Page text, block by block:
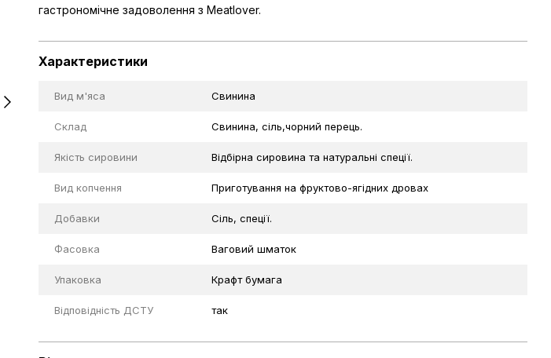
гастрономічне задоволення з Meatlover.
Характеристики
Вид м'яса Свинина
Склад Свинина, сіль,чорний перець.
Якість сировини Відбірна сировина та натуральні спеції.
Вид копчення Приготування на фруктово-ягідних дровах
Добавки Сіль, спеції.
Фасовка Ваговий шматок
Упаковка Крафт бумага
Відповідність ДСТУ так